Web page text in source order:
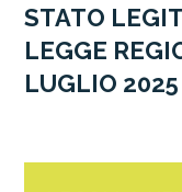
STATO
LEGGE
LUGLIO